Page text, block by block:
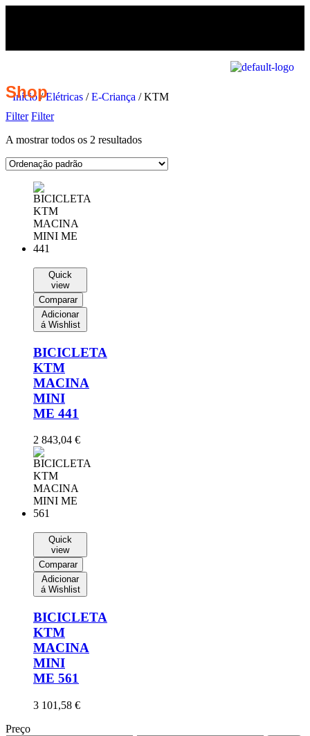
Shop
Início /Elétricas /E-Criança / KTM
Filter Filter
A mostrar todos os 2 resultados
Quick
view
Comparar
Adicionar
á Wishlist
BICICLETA
KTM
MACINA
MINI
ME 441
2 843,04 €
Quick
view
Comparar
Adicionar
á Wishlist
BICICLETA
KTM
MACINA
MINI
ME 561
3 101,58 €
Preço